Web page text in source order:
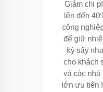
Giảm chi
lên đến
công
để giữ
kỳ sấy
cho khách
và các nhà
lớn ưu tiên